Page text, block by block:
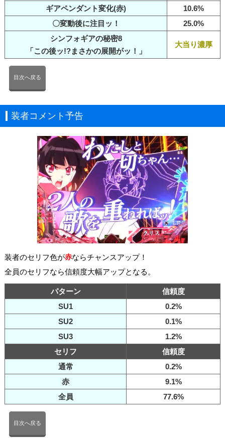
ギアペンダント変化(赤)
10.6%
〇変動後に注目ッ！
25.0%
シンフォギアの秘密8
「この後ッ!?まさかの展開がッ！」
大当り濃厚
目次へ戻る
装者コメント予告
装者のセリフ色が赤ならチャンスアップ！
全員のセリフなら信頼度大幅アップとなる。
パターン
信頼度
SU1
0.2%
SU2
0.1%
SU3
1.2%
セリフ
信頼度
通常
0.2%
赤
9.1%
全員
77.6%
目次へ戻る